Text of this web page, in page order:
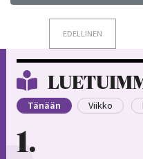
EDELLINEN
Tänään Viikko
1